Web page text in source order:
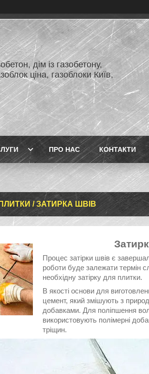
дім із газобетону,
ціна, газоблоки Київ,
ПРО НАС КОНТАКТИ
/ ЗАТИРКА ШВІВ
Процес затірки швів є
роботи буде залежати термін
необхідну затірку для плитки.
В якості основи для
цемент, який змішують з
добавками. Для поліпшення
використовують полімерні
тріщин.